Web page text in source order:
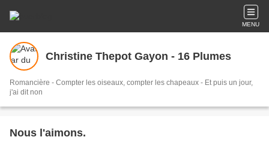
MENU
Christine Thepot Gayon - 16 Plumes
Romancière - Compter les oiseaux, compter les chapeaux - Et puis un jour,
j'ai dit non
Nous l'aimons.